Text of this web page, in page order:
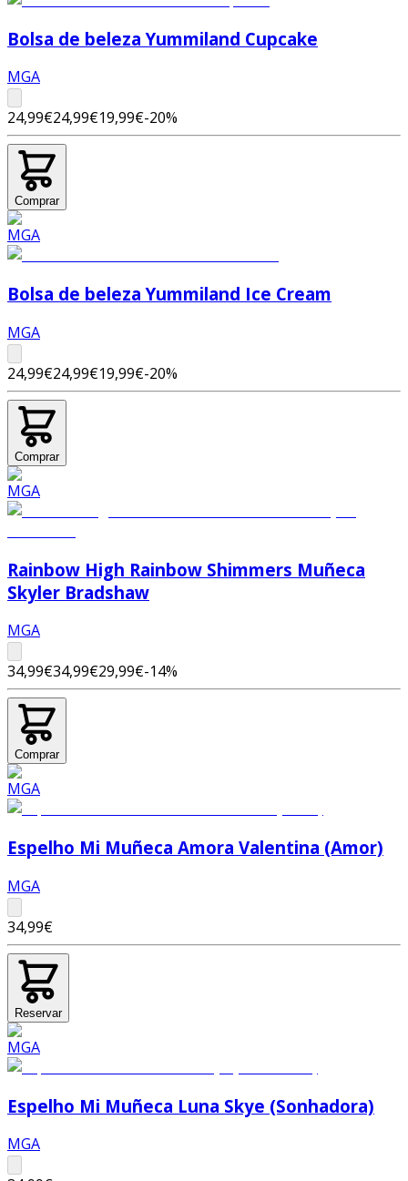
Bolsa de beleza Yummiland Cupcake
MGA
24,99€24,99€19,99€-20%
Comprar
Bolsa de beleza Yummiland Ice Cream
MGA
24,99€24,99€19,99€-20%
Comprar
Rainbow High Rainbow Shimmers Muñeca
Skyler Bradshaw
MGA
34,99€34,99€29,99€-14%
Comprar
Espelho Mi Muñeca Amora Valentina (Amor)
MGA
34,99€
Reservar
Espelho Mi Muñeca Luna Skye (Sonhadora)
MGA